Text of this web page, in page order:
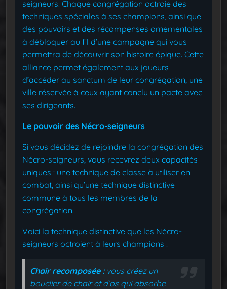
seigneurs. Chaque congrégation octroie des
techniques spéciales à ses champions, ainsi que
des pouvoirs et des récompenses ornementales
à débloquer au fil d’une campagne qui vous
permettra de découvrir son histoire épique. Cette
alliance permet également aux joueurs
d’accéder au sanctum de leur congrégation, une
ville réservée à ceux ayant conclu un pacte avec
ses dirigeants.
Le pouvoir des Nécro-seigneurs
Si vous décidez de rejoindre la congrégation des
Nécro-seigneurs, vous recevrez deux capacités
uniques : une technique de classe à utiliser en
combat, ainsi qu’une technique distinctive
commune à tous les membres de la
congrégation.
Voici la technique distinctive que les Nécro-
seigneurs octroient à leurs champions :
Chair recomposée :vous créez un
bouclier de chair et d’os qui absorbe